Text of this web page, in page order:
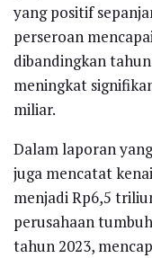
yang positif
perseroan
dibandingkan
meningkat
miliar.
Dalam laporan
juga mencatat
menjadi Rp6,5
perusahaan
tahun 2023,